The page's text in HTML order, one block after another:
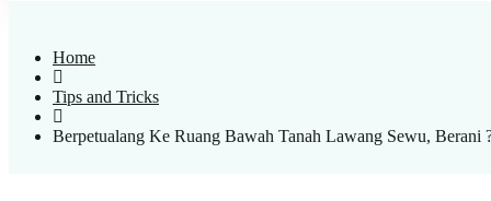
Home
Tips and Tricks
Berpetualang Ke Ruang Bawah Tanah Lawang Sewu, Berani